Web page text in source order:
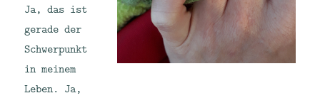
Ja, das ist
gerade der
Schwerpunkt
in meinem
Leben. Ja,